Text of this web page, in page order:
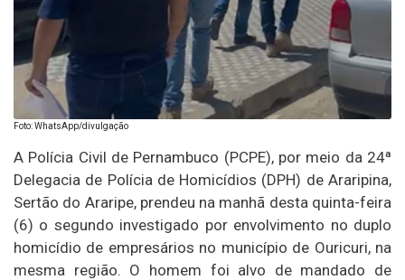
Foto: WhatsApp/divulgação
A Polícia Civil de Pernambuco (PCPE), por meio da 24ª
Delegacia de Polícia de Homicídios (DPH) de Araripina,
Sertão do Araripe, prendeu na manhã desta quinta-feira
(6) o segundo investigado por envolvimento no duplo
homicídio de empresários no município de Ouricuri, na
mesma região. O homem foi alvo de mandado de